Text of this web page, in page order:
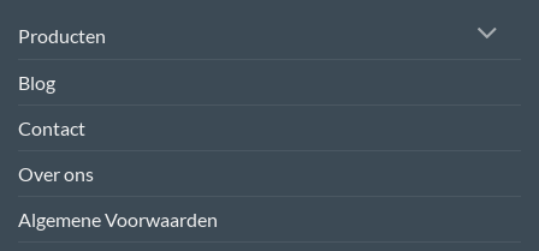
Producten
Blog
Contact
Over ons
Algemene Voorwaarden